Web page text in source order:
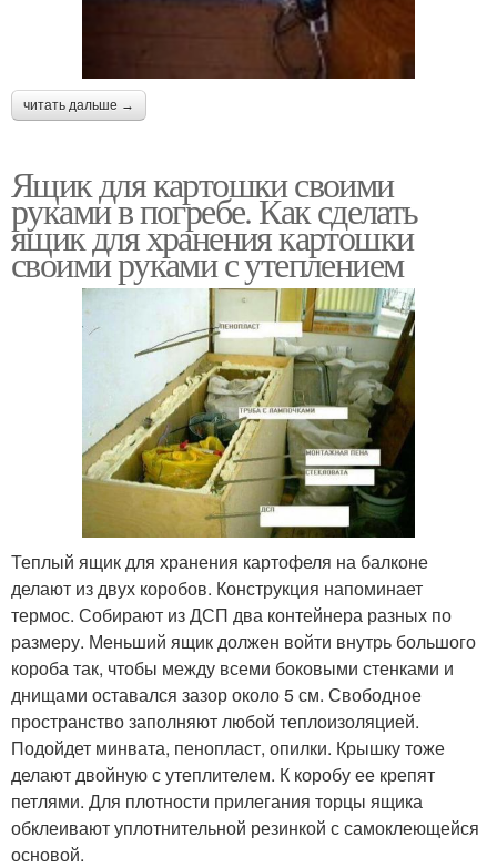
читать дальше →
Ящик для картошки своими
руками в погребе. Как сделать
ящик для хранения картошки
своими руками с утеплением
Теплый ящик для хранения картофеля на балконе
делают из двух коробов. Конструкция напоминает
термос. Собирают из ДСП два контейнера разных по
размеру. Меньший ящик должен войти внутрь большого
короба так, чтобы между всеми боковыми стенками и
днищами оставался зазор около 5 см. Свободное
пространство заполняют любой теплоизоляцией.
Подойдет минвата, пенопласт, опилки. Крышку тоже
делают двойную с утеплителем. К коробу ее крепят
петлями. Для плотности прилегания торцы ящика
обклеивают уплотнительной резинкой с самоклеющейся
основой.